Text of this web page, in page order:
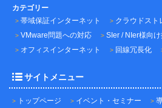
カテゴリー
帯域保証インターネット
クラウドスト
VMware問題への対応
SIer / NIer様向
オフィスインターネット
回線冗長化
サイトメニュー
トップページ イベント・セミナー